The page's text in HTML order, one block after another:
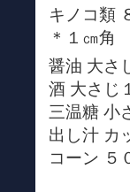
キノコ類
＊１㎝角
醤油 大さ
酒 大さじ
三温糖 小
出し汁 カ
コーン ５